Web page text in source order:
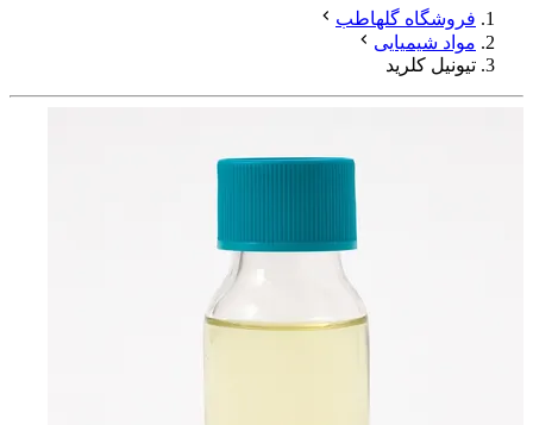
فروشگاه گلهاطب
مواد شیمیایی
تیونیل کلرید